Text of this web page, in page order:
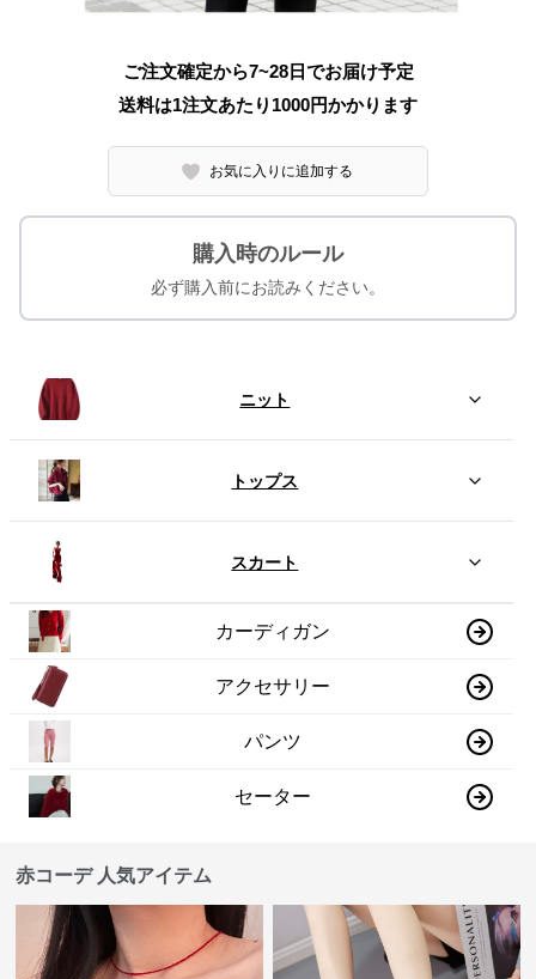
ご注文確定から7~28日でお届け予定
送料は1注文あたり 1000円かかります
お気に入りに追加する
購入時のルール
必ず購入前にお読みください。
ニット
トップス
スカート
カーディガン
アクセサリー
パンツ
セーター
赤コーデ 人気アイテム